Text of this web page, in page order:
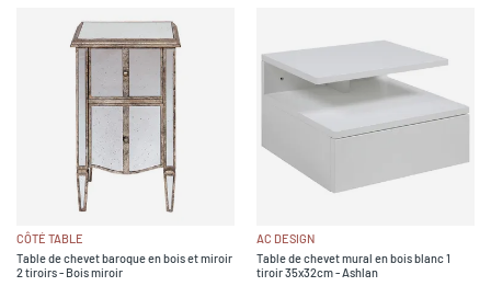
CÔTÉ TABLE
Table de chevet baroque en bois et miroir
2 tiroirs - Bois miroir
AC DESIGN
Table de chevet mural en bois blanc 1
tiroir 35x32cm - Ashlan